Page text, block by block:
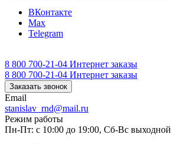
ВКонтакте
Max
Telegram
8 800 700-21-04 Интернет заказы
8 800 700-21-04 Интернет заказы
Заказать звонок
Email
stanislav_rnd@mail.ru
Режим работы
Пн-Пт: с 10:00 до 19:00, Сб-Вс выходной